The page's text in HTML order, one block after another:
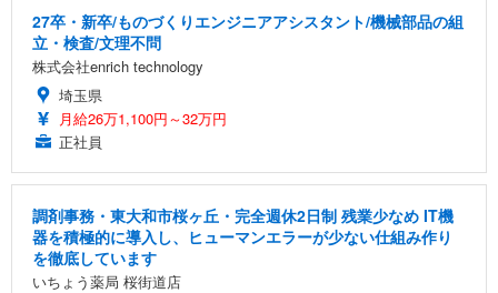
27卒・新卒/ものづくりエンジニアアシスタント/機械部品の組
立・検査/文理不問
株式会社enrich technology
埼玉県
月給26万1,100円～32万円
正社員
調剤事務・東大和市桜ヶ丘・完全週休2日制 残業少なめ IT機
器を積極的に導入し、ヒューマンエラーが少ない仕組み作り
を徹底しています
いちょう薬局 桜街道店